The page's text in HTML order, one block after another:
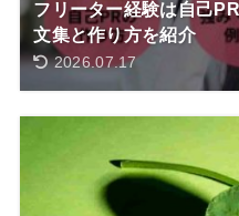
フリーター経験は自己
文集と作り方を紹介
2026.07.17